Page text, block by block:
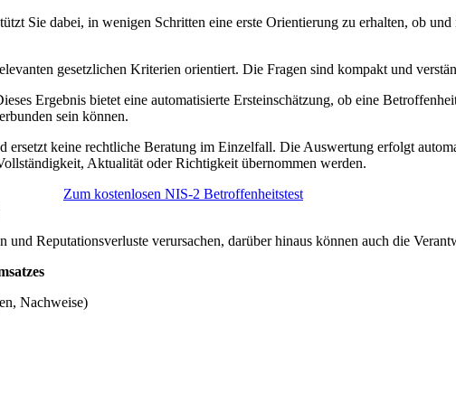
Sie dabei, in wenigen Schritten eine erste Orientierung zu erhalten, ob
gesetzlichen Kriterien orientiert. Die Fragen sind kompakt und
Ergebnis bietet eine automatisierte Ersteinschätzung, ob eine
sein können.
keine rechtliche Beratung im Einzelfall. Die Auswertung erfolgt
Aktualität oder Richtigkeit übernommen werden.
Zum kostenlosen NIS-2 Betroffenheitstest
Reputationsverluste verursachen, darüber hinaus können auch die
Nachweise)